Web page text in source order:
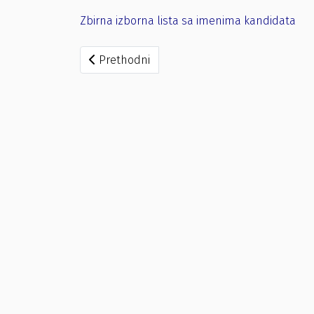
Zbirna izborna lista sa imenima kandidata
Prethodni članak: Zaključak broj 118/22
Prethodni